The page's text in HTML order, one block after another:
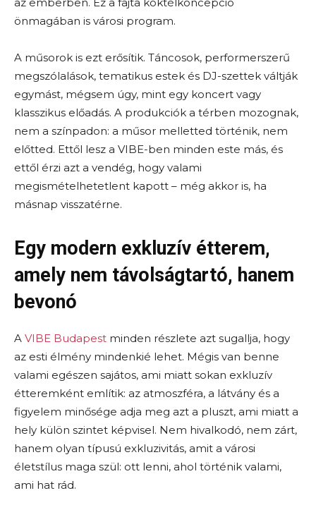
önmagában is városi program.
A műsorok is ezt erősítik. Táncosok, performerszerű
megszólalások, tematikus estek és DJ-szettek váltják
egymást, mégsem úgy, mint egy koncert vagy
klasszikus előadás. A produkciók a térben mozognak,
nem a színpadon: a műsor melletted történik, nem
előtted. Ettől lesz a VIBE-ben minden este más, és
ettől érzi azt a vendég, hogy valami
megismételhetetlent kapott – még akkor is, ha
másnap visszatérne.
Egy modern exkluzív étterem,
amely nem távolságtartó, hanem
bevonó
A VIBE Budapest minden részlete azt sugallja, hogy
az esti élmény mindenkié lehet. Mégis van benne
valami egészen sajátos, ami miatt sokan exkluzív
étteremként említik: az atmoszféra, a látvány és a
figyelem minősége adja meg azt a pluszt, ami miatt a
hely külön szintet képvisel. Nem hivalkodó, nem zárt,
hanem olyan típusú exkluzivitás, amit a városi
életstílus maga szül: ott lenni, ahol történik valami,
ami hat rád.